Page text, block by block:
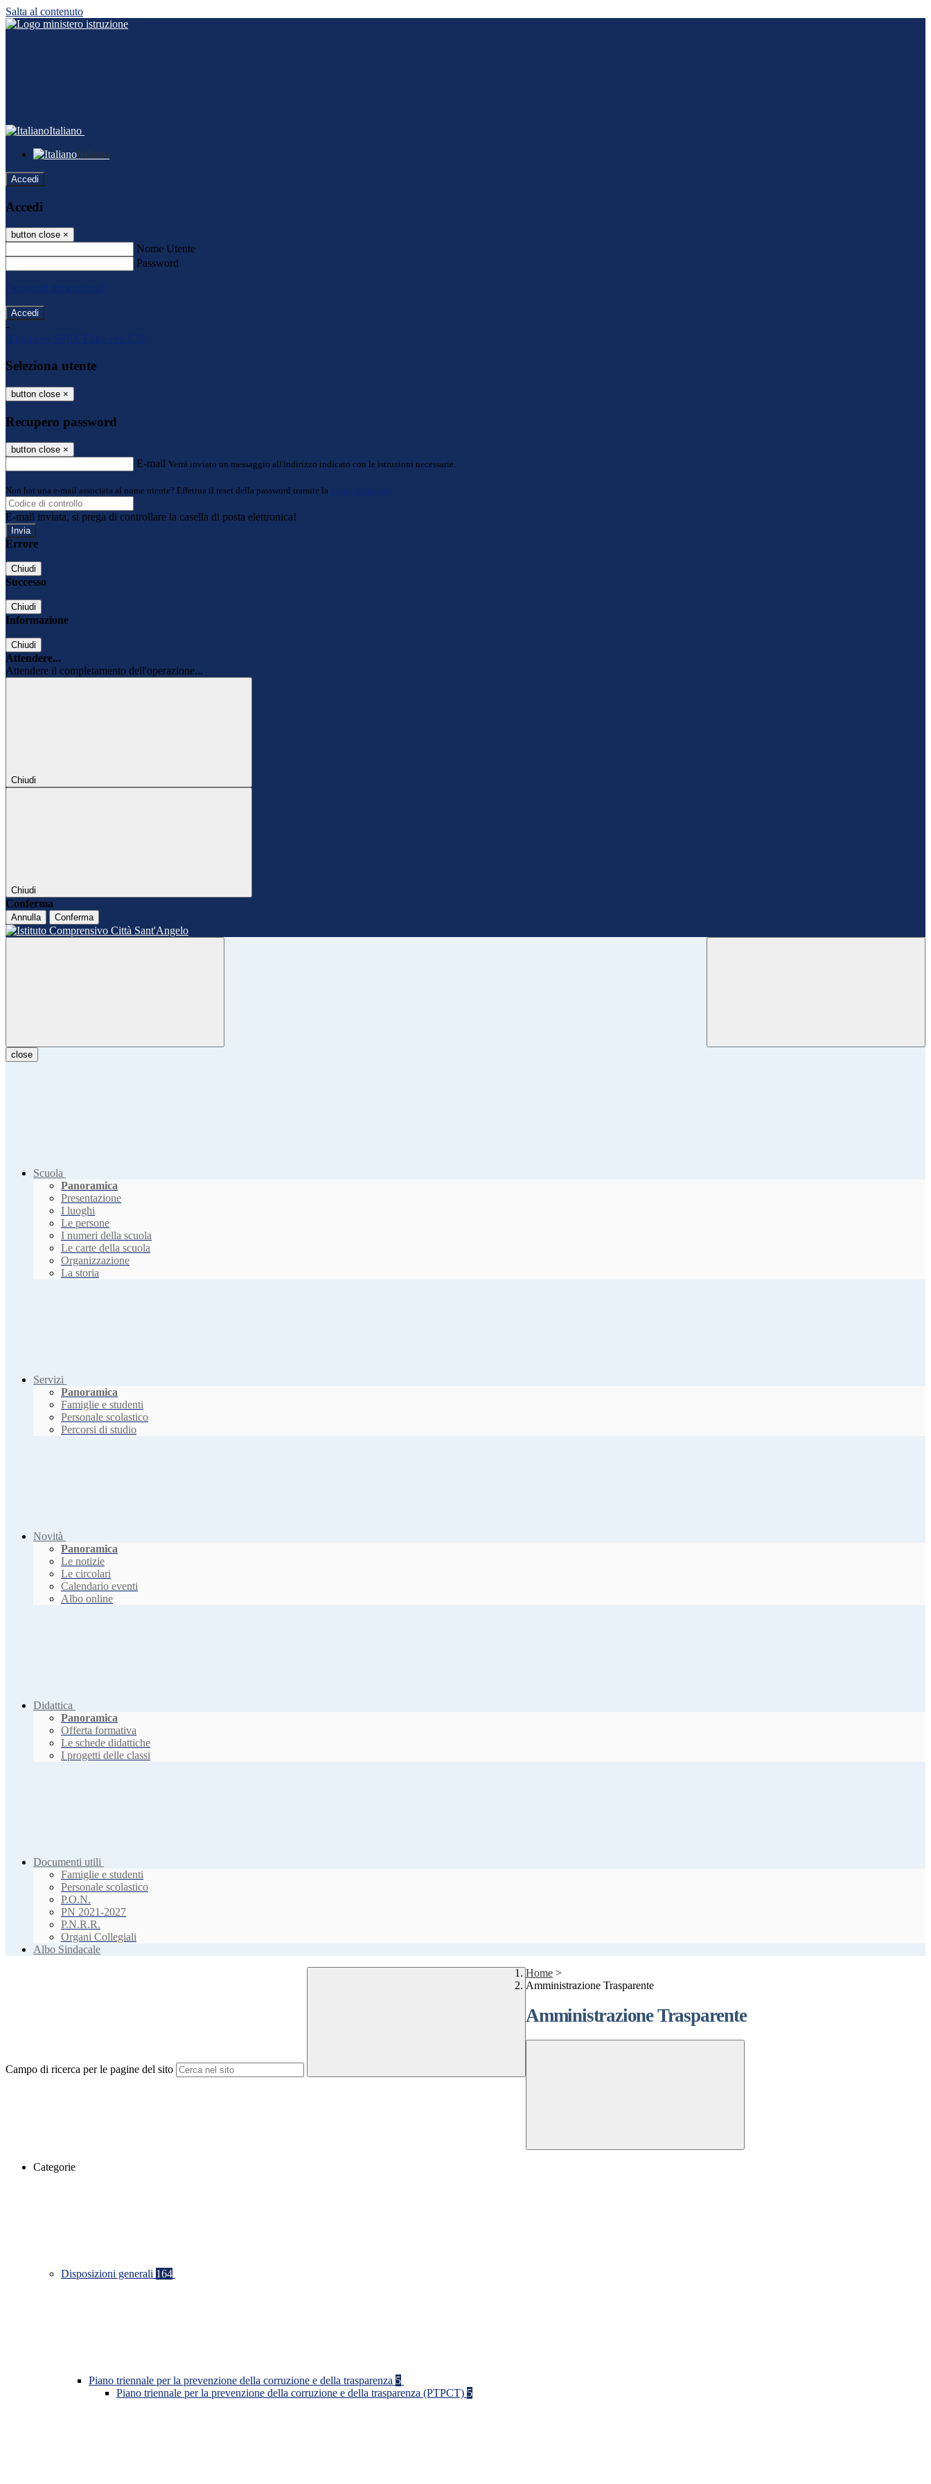
Salta al contenuto
Italiano
Italiano
Accedi
Accedi
button close ×
Nome Utente
Password
Password dimenticata?
-
Entra con SPID
Entra con CIE
Seleziona utente
button close ×
Recupero password
button close ×
E-mail Verrà inviato un messaggio all'indirizzo indicato con le istruzioni necessarie.
Non hai una e-mail associata al nome utente? Effettua il reset della password tramite la Login Spaggiari
E-mail inviata, si prega di controllare la casella di posta elettronica!
Errore
Chiudi
Successo
Chiudi
Informazione
Chiudi
Attendere...
Attendere il completamento dell'operazione...
Chiudi
Chiudi
Conferma
Annulla Conferma
close
Scuola
Panoramica
Presentazione
I luoghi
Le persone
I numeri della scuola
Le carte della scuola
Organizzazione
La storia
Servizi
Panoramica
Famiglie e studenti
Personale scolastico
Percorsi di studio
Novità
Panoramica
Le notizie
Le circolari
Calendario eventi
Albo online
Didattica
Panoramica
Offerta formativa
Le schede didattiche
I progetti delle classi
Documenti utili
Famiglie e studenti
Personale scolastico
P.O.N.
PN 2021-2027
P.N.R.R.
Organi Collegiali
Albo Sindacale
Campo di ricerca per le pagine del sito
Home >
Amministrazione Trasparente
Amministrazione Trasparente
Categorie
Disposizioni generali 164
Piano triennale per la prevenzione della corruzione e della trasparenza 5
Piano triennale per la prevenzione della corruzione e della trasparenza (PTPCT) 5